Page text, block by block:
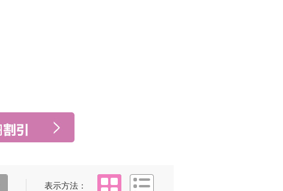
表示方法
タイル